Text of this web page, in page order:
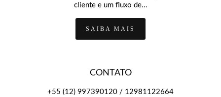
cliente e um fluxo de...
SAIBA MAIS
CONTATO
+55 (12) 997390120 / 12981122664